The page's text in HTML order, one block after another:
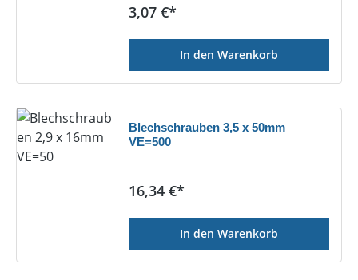
Regulärer Preis:
3,07 €*
In den Warenkorb
Blechschrauben 3,5 x 50mm
VE=500
Regulärer Preis:
16,34 €*
In den Warenkorb